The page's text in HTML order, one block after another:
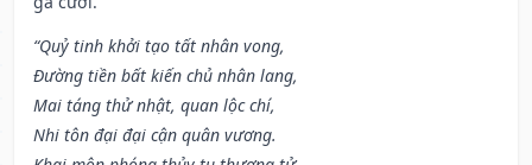
“Quỷ tinh khởi tạo tất nhân vong,
Đường tiền bất kiến chủ nhân lang,
Mai táng thử nhật, quan lộc chí,
Nhi tôn đại đại cận quân vương.